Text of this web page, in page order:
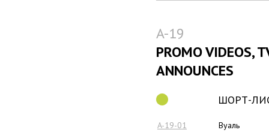
A-19
PROMO VIDEOS,
ANNOUNCES
ШОРТ-
A-19-01 Вуаль